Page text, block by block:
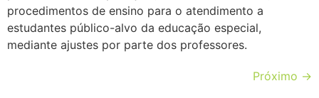
procedimentos de ensino para o atendimento a
estudantes público-alvo da educação especial,
mediante ajustes por parte dos professores.
Próximo →